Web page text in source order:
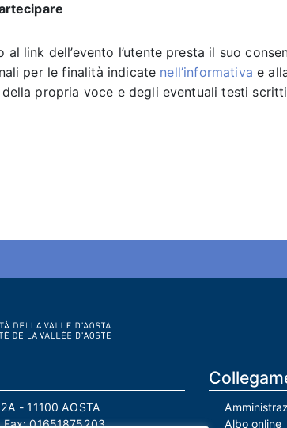
al link dell’evento l’utente presta il suo
per le finalità indicate nell’informativae
della propria voce e degli eventuali testi
- 11100 AOSTA
01651875203
Albo online